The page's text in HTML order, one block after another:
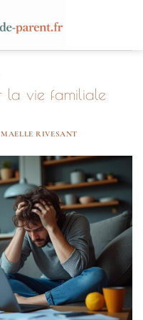
la vie familiale
MAELLE RIVESANT